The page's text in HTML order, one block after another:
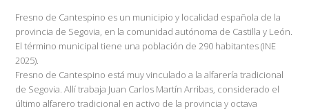
Fresno de Cantespino es un municipio y localidad española de la
provincia de Segovia, en la comunidad autónoma de Castilla y León.
El término municipal tiene una población de 290 habitantes (INE
2025).
Fresno de Cantespino está muy vinculado a la alfarería tradicional
de Segovia. Allí trabaja Juan Carlos Martín Arribas, considerado el
último alfarero tradicional en activo de la provincia y octava